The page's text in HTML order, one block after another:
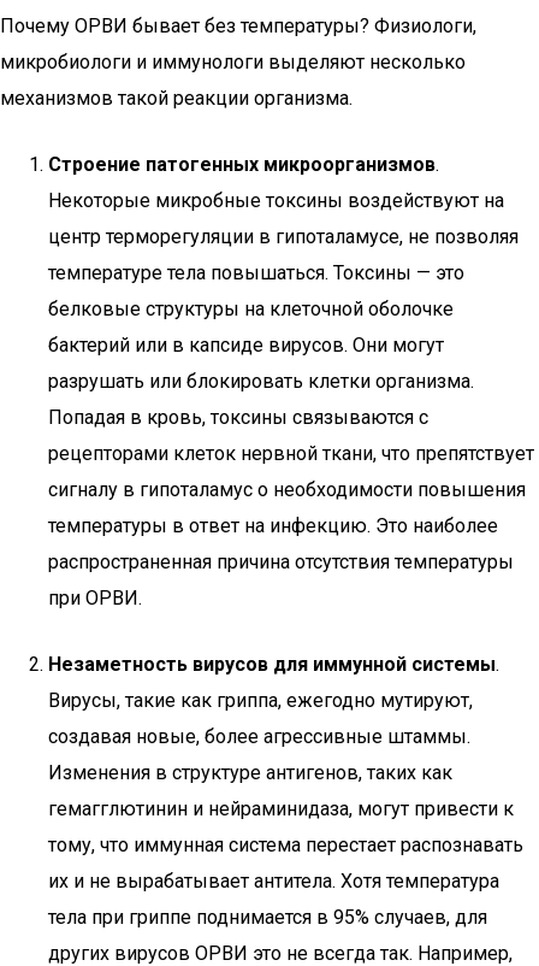
Почему ОРВИ бывает без температуры? Физиологи,
микробиологи и иммунологи выделяют несколько
механизмов такой реакции организма.
Строение патогенных микроорганизмов.
Некоторые микробные токсины воздействуют на
центр терморегуляции в гипоталамусе, не позволяя
температуре тела повышаться. Токсины — это
белковые структуры на клеточной оболочке
бактерий или в капсиде вирусов. Они могут
разрушать или блокировать клетки организма.
Попадая в кровь, токсины связываются с
рецепторами клеток нервной ткани, что препятствует
сигналу в гипоталамус о необходимости повышения
температуры в ответ на инфекцию. Это наиболее
распространенная причина отсутствия температуры
при ОРВИ.
Незаметность вирусов для иммунной системы.
Вирусы, такие как гриппа, ежегодно мутируют,
создавая новые, более агрессивные штаммы.
Изменения в структуре антигенов, таких как
гемагглютинин и нейраминидаза, могут привести к
тому, что иммунная система перестает распознавать
их и не вырабатывает антитела. Хотя температура
тела при гриппе поднимается в 95% случаев, для
других вирусов ОРВИ это не всегда так. Например,